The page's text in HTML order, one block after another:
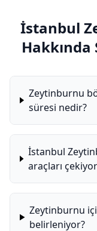
İstanbul
Hakkında
Zeytinburnu
süresi nedir?
İstanbul
araçları
Zeytinburnu
belirleniyor?